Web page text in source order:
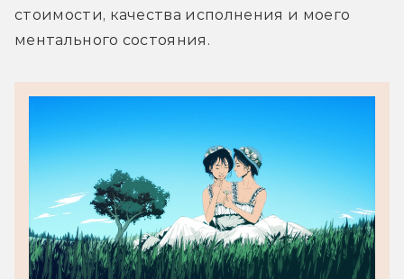
стоимости, качества исполнения и моего
ментального состояния.